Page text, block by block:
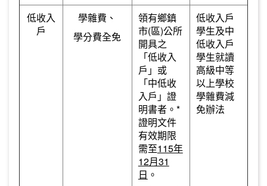
低收入
戶
學雜費、
學分費全免
領有鄉鎮
市(區)公所
開具之
「低收入
戶」或
「中低收
入戶」證
明書者。*
證明文件
有效期限
需至115年
12月31
日 。
低收入戶
學生及中
低收入戶
學生就讀
高級中等
以上學校
學雜費減
免辦法